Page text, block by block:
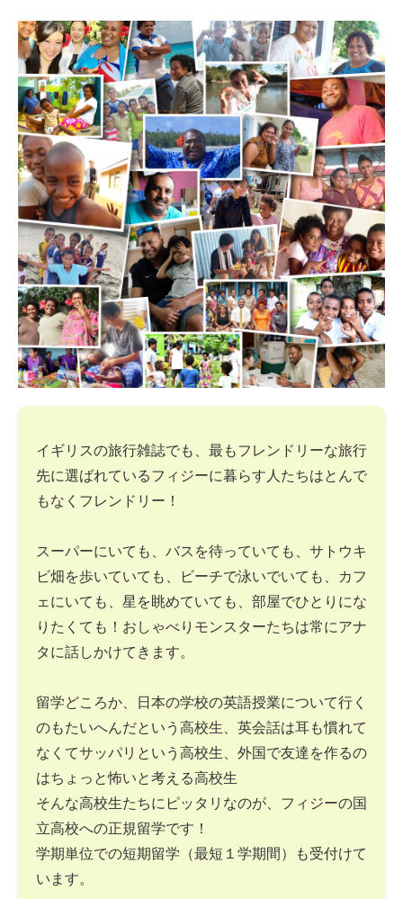
イギリスの旅行雑誌でも、最もフレンドリーな旅行
先に選ばれているフィジーに暮らす人たちはとんで
もなくフレンドリー！
スーパーにいても、バスを待っていても、サトウキ
ビ畑を歩いていても、ビーチで泳いでいても、カフ
ェにいても、星を眺めていても、部屋でひとりにな
りたくても！おしゃべりモンスターたちは常にアナ
タに話しかけてきます。
留学どころか、日本の学校の英語授業について行く
のもたいへんだという高校生、英会話は耳も慣れて
なくてサッパリという高校生、外国で友達を作るの
はちょっと怖いと考える高校生
そんな高校生たちにピッタリなのが、フィジーの国
立高校への正規留学です！
学期単位での短期留学（最短１学期間）も受付けて
います。